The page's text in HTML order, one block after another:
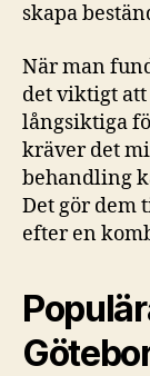
skapa
När man
det viktigt
långsiktiga
kräver det
behandling
Det gör dem
efter en